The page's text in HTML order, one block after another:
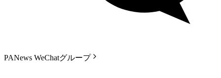
PANews WeChatグループ